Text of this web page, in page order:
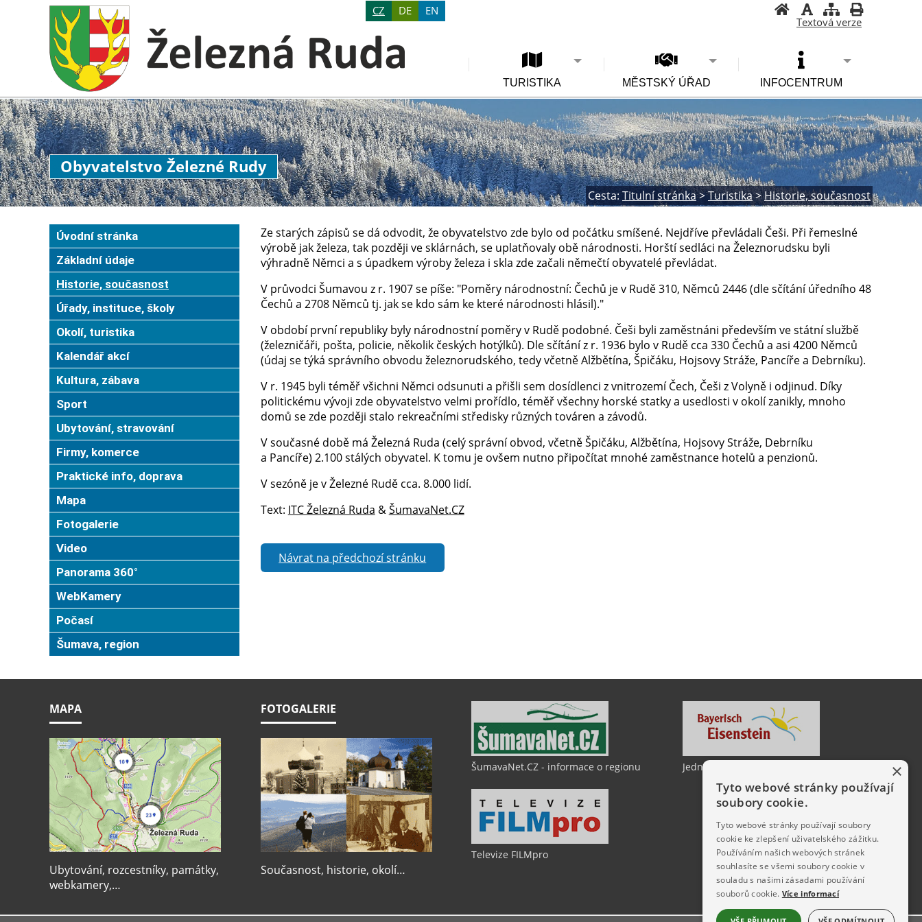
CZ DE EN
Textová verze
TURISTIKA MĚSTSKÝ ÚŘAD INFOCENTRUM
Obyvatelstvo Železné Rudy
Cesta: Titulní stránka>Turistika>Historie, současnost
Úvodní stránka
Základní údaje
Historie, současnost
Úřady, instituce, školy
Okolí, turistika
Kalendář akcí
Kultura, zábava
Sport
Ubytování, stravování
Firmy, komerce
Praktické info, doprava
Mapa
Fotogalerie
Video
Panorama 360°
WebKamery
Počasí
Šumava, region
Ze starých zápisů se dá odvodit, že obyvatelstvo zde bylo od počátku smíšené. Nejdříve převládali Češi. Při řemeslné
výrobě jak železa, tak později ve sklárnách, se uplatňovaly obě národnosti. Horští sedláci na Železnorudsku byli
výhradně Němci a s úpadkem výroby železa i skla zde začali němečtí obyvatelé převládat.
V průvodci Šumavou z r. 1907 se píše: "Poměry národnostní: Čechů je v Rudě 310, Němců 2446 (dle sčítání úředního 48
Čechů a 2708 Němců tj. jak se kdo sám ke které národnosti hlásil)."
V období první republiky byly národnostní poměry v Rudě podobné. Češi byli zaměstnáni především ve státní službě
(železničáři, pošta, policie, několik českých hotýlků). Dle sčítání z r. 1936 bylo v Rudě cca 330 Čechů a asi 4200 Němců
(údaj se týká správního obvodu železnorudského, tedy včetně Alžbětína, Špičáku, Hojsovy Stráže, Pancíře a Debrníku).
V r. 1945 byli téměř všichni Němci odsunuti a přišli sem dosídlenci z vnitrozemí Čech, Češi z Volyně i odjinud. Díky
politickému vývoji zde obyvatelstvo velmi prořídlo, téměř všechny horské statky a usedlosti v okolí zanikly, mnoho
domů se zde později stalo rekreačními středisky různých továren a závodů.
V současné době má Železná Ruda (celý správní obvod, včetně Špičáku, Alžbětína, Hojsovy Stráže, Debrníku
a Pancíře) 2.100 stálých obyvatel. K tomu je ovšem nutno připočítat mnohé zaměstnance hotelů a penzionů.
V sezóně je v Železné Rudě cca. 8.000 lidí.
Text: ITC Železná Ruda &ŠumavaNet.CZ
Návrat na předchozí stránku
MAPA
Ubytování, rozcestníky, památky,
webkamery,…
FOTOGALERIE
Současnost, historie, okolí…
ŠumavaNet.CZ - informace o regionu
Televize FILMpro
Jedno město, dvě země ×
Tyto webové stránky používají
soubory cookie.
Tyto webové stránky používají soubory
cookie ke zlepšení uživatelského zážitku.
Používáním našich webových stránek
souhlasíte se všemi soubory cookie v
souladu s našimi zásadami používání
souborů cookie. Více informací